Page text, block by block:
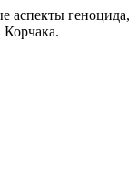
аспекты геноцида,